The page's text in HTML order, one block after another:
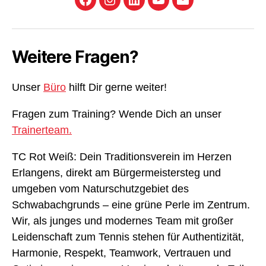
FacebookInstagram
LinkedInYouTube
E-
Weitere Fragen?
Unser Büro hilft Dir gerne weiter!
Fragen zum Training? Wende Dich an unser
Trainerteam.
TC Rot Weiß: Dein Traditionsverein im Herzen
Erlangens, direkt am Bürgermeistersteg und
umgeben vom Naturschutzgebiet des
Schwabachgrunds – eine grüne Perle im Zentrum.
Wir, als junges und modernes Team mit großer
Leidenschaft zum Tennis stehen für Authentizität,
Harmonie, Respekt, Teamwork, Vertrauen und